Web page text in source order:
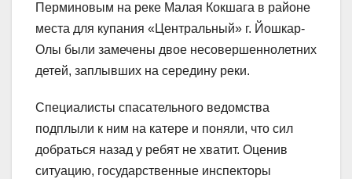
Перминовым на реке Малая Кокшага в районе
места для купания «Центральный» г. Йошкар-
Олы были замечены двое несовершеннолетних
детей, заплывших на середину реки.
Специалисты спасательного ведомства
подплыли к ним на катере и поняли, что сил
добраться назад у ребят не хватит. Оценив
ситуацию, государственные инспекторы